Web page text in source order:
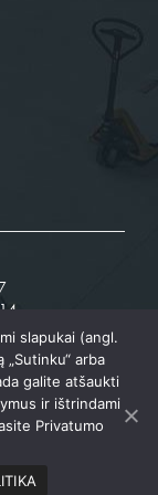
raj.
slapukai (angl.
arba
galite atšaukti
ir ištrindami
Privatumo